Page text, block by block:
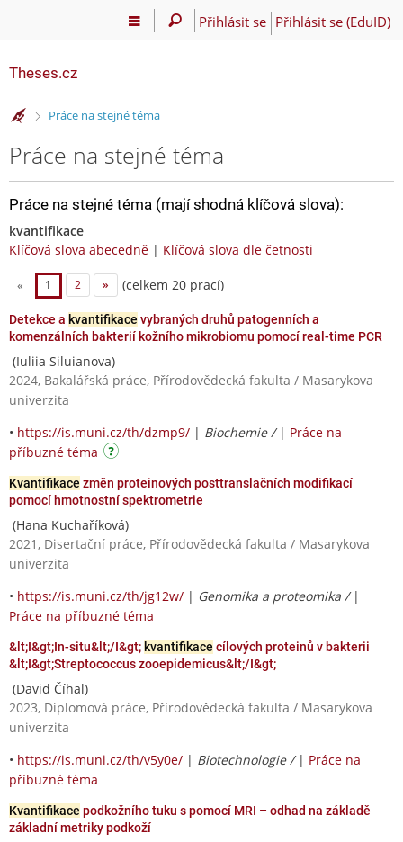
Přihlásit se Přihlásit se (EduID)
Theses.cz
>Práce na stejné téma
Práce na stejné téma
Práce na stejné téma (mají shodná klíčová slova):
kvantifikace
Klíčová slova abecedně | Klíčová slova dle četnosti
« 1 2 » (celkem 20 prací)
Detekce a kvantifikace vybraných druhů patogenních a
komenzálních bakterií kožního mikrobiomu pomocí real-time PCR
(Iuliia Siluianova)
2024, Bakalářská práce, Přírodovědecká fakulta / Masarykova
univerzita
• https://is.muni.cz/th/dzmp9/ | Biochemie / | Práce na
příbuzné téma
Kvantifikace změn proteinových posttranslačních modifikací
pomocí hmotnostní spektrometrie
(Hana Kuchaříková)
2021, Disertační práce, Přírodovědecká fakulta / Masarykova
univerzita
• https://is.muni.cz/th/jg12w/ | Genomika a proteomika / |
Práce na příbuzné téma
&lt;I&gt;In-situ&lt;/I&gt; kvantifikace cílových proteinů v bakterii
&lt;I&gt;Streptococcus zooepidemicus&lt;/I&gt;
(David Číhal)
2023, Diplomová práce, Přírodovědecká fakulta / Masarykova
univerzita
• https://is.muni.cz/th/v5y0e/ | Biotechnologie / | Práce na
příbuzné téma
Kvantifikace podkožního tuku s pomocí MRI – odhad na základě
základní metriky podkoží